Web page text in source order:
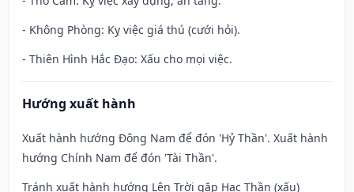
- Không Phòng: Kỵ việc giá thú (cưới hỏi).
- Thiên Hình Hắc Đạo: Xấu cho mọi việc.
Hướng xuất hành
Xuất hành hướng Đông Nam để đón 'Hỷ Thần'. Xuất hành
hướng Chính Nam để đón 'Tài Thần'.
Tránh xuất hành hướng Lên Trời gặp Hạc Thần (xấu)